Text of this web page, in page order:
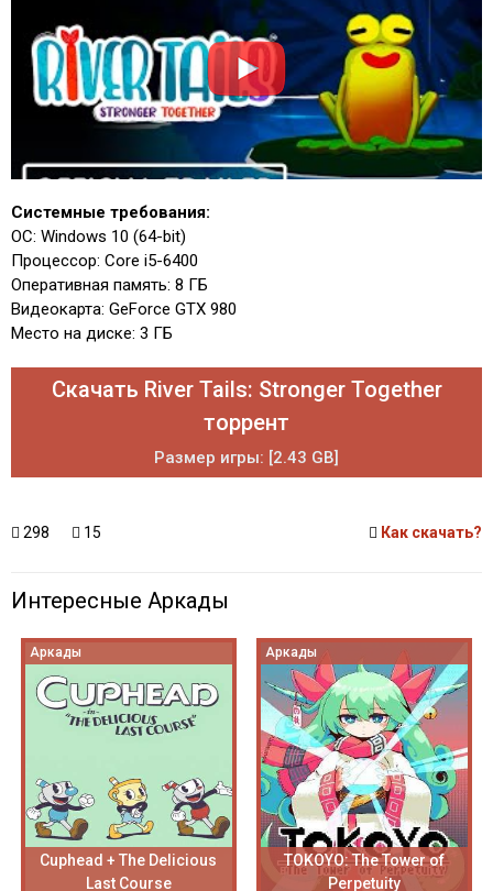
Системные требования:
ОС: Windows 10 (64-bit)
Процессор: Core i5-6400
Оперативная память: 8 ГБ
Видеокарта: GeForce GTX 980
Место на диске: 3 ГБ
Скачать River Tails: Stronger Together
торрент
Размер игры: [2.43 GB]
298 15 Как скачать?
Интересные Аркады
Аркады
Cuphead + The Delicious
Last Course
Аркады
TOKOYO: The Tower of
Perpetuity